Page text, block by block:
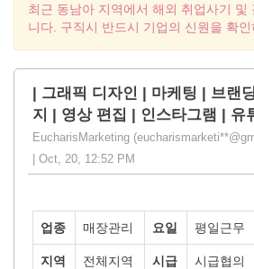
최근 동남아 지역에서 해외 취업사기 및
니다. 구직시 반드시 기업의 신원을 확인
| 그래픽 디자인 | 마케팅 | 브랜
지 | 영상 편집 | 인스타그램 | 유
EucharisMarketing
| Oct, 20, 12:52 PM
업종 매장관리 요일 평일근무
지역 전체지역 시급 시급협의